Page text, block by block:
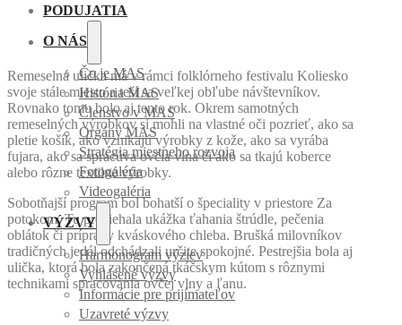
PODUJATIA
O NÁS
Čo je MAS
História MAS
Členstvo v MAS
Orgány MAS
Stratégia miestneho rozvoja
Fotogaléria
Videogaléria
VÝZVY
Harmonogram výziev
Vyhlásené výzvy
Informácie pre prijímateľov
Uzavreté výzvy
Remeselná ulička má v rámci folklórneho festivalu Koliesko
svoje stále miesto a teší sa veľkej obľube návštevníkov.
Rovnako tomu bolo aj tento rok. Okrem samotných
remeselných výrobkov si mohli na vlastné oči pozrieť, ako sa
pletie košík, ako vznikajú výrobky z kože, ako sa vyrába
fujara, ako sa spracúva ovčia vlna či ako sa tkajú koberce
alebo rôzne textilné výrobky.
Sobotňajší program bol bohatší o špeciality v priestore Za
potokom. Tu prebiehala ukážka ťahania štrúdle, pečenia
oblátok či prípravy kváskového chleba. Brušká milovníkov
tradičných jedál odchádzali určite spokojné. Pestrejšia bola aj
ulička, ktorá bola zakončená tkáčskym kútom s rôznymi
technikami spracovania ovčej vlny a ľanu.